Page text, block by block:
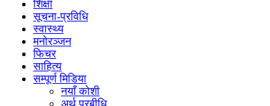
शिक्षा
सूचना-प्रविधि
स्वास्थ्य
मनोरञ्जन
फिचर
साहित्य
सम्पूर्ण मिडिया
नयाँ कोशी
अर्थ प्रबीधि